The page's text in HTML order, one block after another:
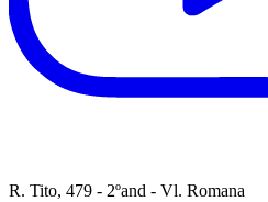
R. Tito, 479 - 2ºand - Vl. Romana